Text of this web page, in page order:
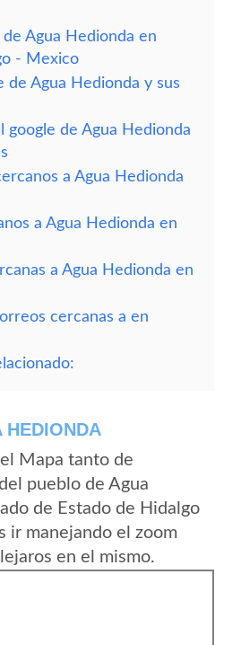
Agua Hedionda en
- Mexico
de Agua Hedionda y sus
google de Agua Hedionda
a Agua Hedionda
a Agua Hedionda en
a Agua Hedionda en
cercanas a en
HEDIONDA
Mapa tanto de
pueblo de Agua
de Estado de Hidalgo
ir manejando el zoom
en el mismo.